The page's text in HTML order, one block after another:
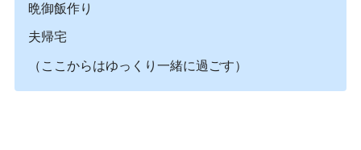
晩御飯作り
夫帰宅
（ここからはゆっくり一緒に過ごす）